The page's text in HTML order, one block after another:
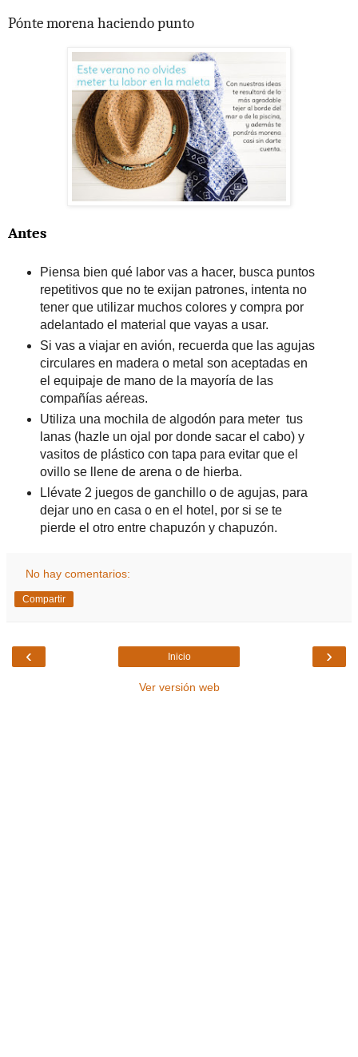
Pónte morena haciendo punto
Antes
Piensa bien qué labor vas a hacer, busca puntos
repetitivos que no te exijan patrones, intenta no
tener que utilizar muchos colores y compra por
adelantado el material que vayas a usar.
Si vas a viajar en avión, recuerda que las agujas
circulares en madera o metal son aceptadas en
el equipaje de mano de la mayoría de las
compañías aéreas.
Utiliza una mochila de algodón para meter tus
lanas (hazle un ojal por donde sacar el cabo) y
vasitos de plástico con tapa para evitar que el
ovillo se llene de arena o de hierba.
Llévate 2 juegos de ganchillo o de agujas, para
dejar uno en casa o en el hotel, por si se te
pierde el otro entre chapuzón y chapuzón.
No hay comentarios:
Compartir
‹ ›
Inicio
Ver versión web